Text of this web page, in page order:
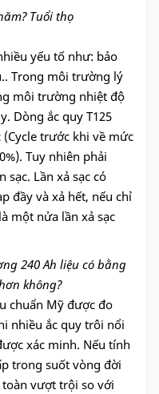
Tuổi thọ
yếu tố như: bảo
Trong môi trường lý
môi trường nhiệt độ
Dòng ắc quy T125
(Cycle trước khi về mức
Tuy nhiên phải
sạc. Lần xả sạc có
đầy và xả hết, nếu chỉ
một nửa lần xả sạc
240 Ah liệu có bằng
không?
chuẩn Mỹ được đo
nhiều ắc quy trôi nổi
xác minh. Nếu tính
trong suốt vòng đời
toàn vượt trội so với